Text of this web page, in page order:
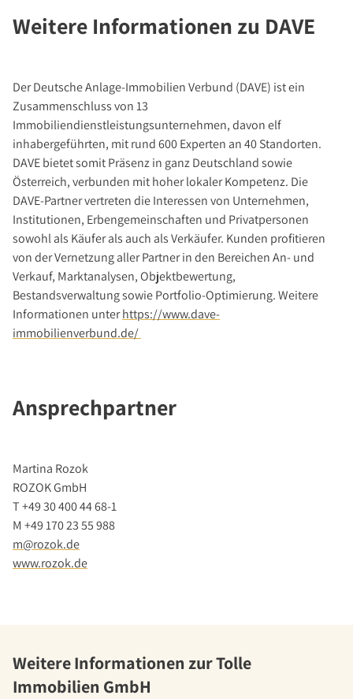
Weitere Informationen zu DAVE
Der Deutsche Anlage-Immobilien Verbund (DAVE) ist ein
Zusammenschluss von 13
Immobiliendienstleistungsunternehmen, davon elf
inhabergeführten, mit rund 600 Experten an 40 Standorten.
DAVE bietet somit Präsenz in ganz Deutschland sowie
Österreich, verbunden mit hoher lokaler Kompetenz. Die
DAVE-Partner vertreten die Interessen von Unternehmen,
Institutionen, Erbengemeinschaften und Privatpersonen
sowohl als Käufer als auch als Verkäufer. Kunden profitieren
von der Vernetzung aller Partner in den Bereichen An- und
Verkauf, Marktanalysen, Objektbewertung,
Bestandsverwaltung sowie Portfolio-Optimierung. Weitere
Informationen unterhttps://www.dave-
immobilienverbund.de/
Ansprechpartner
Martina Rozok
ROZOK GmbH
T +49 30 400 44 68-1
M +49 170 23 55 988
m@rozok.de
www.rozok.de
Weitere Informationen zur Tolle
Immobilien GmbH